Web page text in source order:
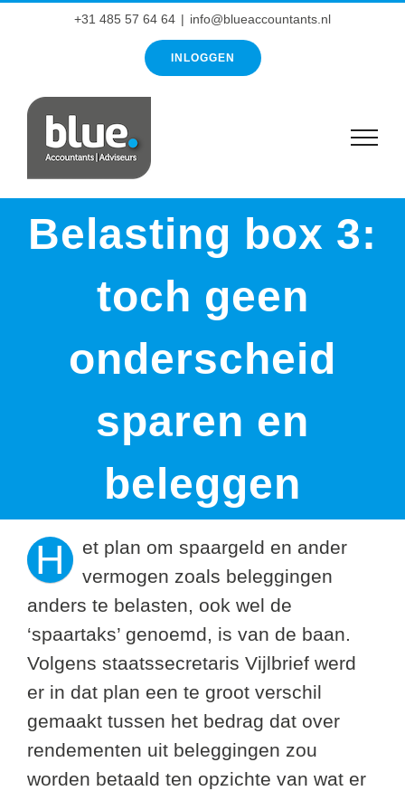
+31 485 57 64 64 | info@blueaccountants.nl
INLOGGEN
Belasting box 3:
toch geen
onderscheid
sparen en
beleggen
H
et plan om spaargeld en ander
vermogen zoals beleggingen
anders te belasten, ook wel de
‘spaartaks’ genoemd, is van de baan.
Volgens staatssecretaris Vijlbrief werd
er in dat plan een te groot verschil
gemaakt tussen het bedrag dat over
rendementen uit beleggingen zou
worden betaald ten opzichte van wat er